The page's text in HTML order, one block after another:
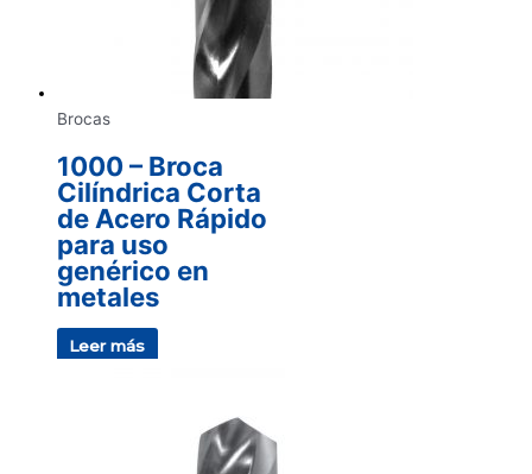
Brocas
1000 – Broca
Cilíndrica Corta
de Acero Rápido
para uso
genérico en
metales
Leer más